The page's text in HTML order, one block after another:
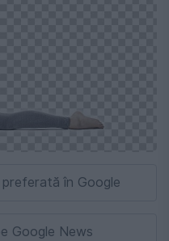
în Google
Google News